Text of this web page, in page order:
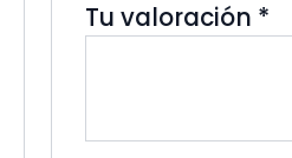
Tu valoración *